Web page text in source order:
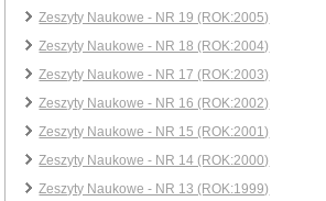
Zeszyty Naukowe - NR 19 (ROK:2005)
Zeszyty Naukowe - NR 18 (ROK:2004)
Zeszyty Naukowe - NR 17 (ROK:2003)
Zeszyty Naukowe - NR 16 (ROK:2002)
Zeszyty Naukowe - NR 15 (ROK:2001)
Zeszyty Naukowe - NR 14 (ROK:2000)
Zeszyty Naukowe - NR 13 (ROK:1999)